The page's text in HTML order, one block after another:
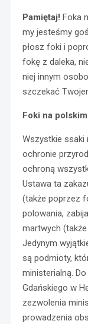
Pamiętaj! Foka
my jesteśmy
płosz foki i
fokę z daleka,
niej innym
szczekać
Foki na
Wszystkie ssaki
ochronie
ochroną
Ustawa ta
(także poprzez
polowania,
martwych
Jedynym
są podmioty,
ministerialną.
Gdańskiego w
zezwolenia
prowadzenia